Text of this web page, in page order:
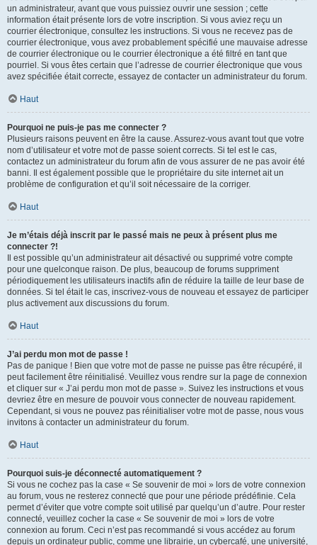
un administrateur, avant que vous puissiez ouvrir une session ; cette
information était présente lors de votre inscription. Si vous aviez reçu un
courrier électronique, consultez les instructions. Si vous ne recevez pas de
courrier électronique, vous avez probablement spécifié une mauvaise adresse
de courrier électronique ou le courrier électronique a été filtré en tant que
pourriel. Si vous êtes certain que l’adresse de courrier électronique que vous
avez spécifiée était correcte, essayez de contacter un administrateur du forum.
Haut
Pourquoi ne puis-je pas me connecter ?
Plusieurs raisons peuvent en être la cause. Assurez-vous avant tout que votre
nom d’utilisateur et votre mot de passe soient corrects. Si tel est le cas,
contactez un administrateur du forum afin de vous assurer de ne pas avoir été
banni. Il est également possible que le propriétaire du site internet ait un
problème de configuration et qu’il soit nécessaire de la corriger.
Haut
Je m’étais déjà inscrit par le passé mais ne peux à présent plus me
connecter ?!
Il est possible qu’un administrateur ait désactivé ou supprimé votre compte
pour une quelconque raison. De plus, beaucoup de forums suppriment
périodiquement les utilisateurs inactifs afin de réduire la taille de leur base de
données. Si tel était le cas, inscrivez-vous de nouveau et essayez de participer
plus activement aux discussions du forum.
Haut
J’ai perdu mon mot de passe !
Pas de panique ! Bien que votre mot de passe ne puisse pas être récupéré, il
peut facilement être réinitialisé. Veuillez vous rendre sur la page de connexion
et cliquer sur « J’ai perdu mon mot de passe ». Suivez les instructions et vous
devriez être en mesure de pouvoir vous connecter de nouveau rapidement.
Cependant, si vous ne pouvez pas réinitialiser votre mot de passe, nous vous
invitons à contacter un administrateur du forum.
Haut
Pourquoi suis-je déconnecté automatiquement ?
Si vous ne cochez pas la case « Se souvenir de moi » lors de votre connexion
au forum, vous ne resterez connecté que pour une période prédéfinie. Cela
permet d’éviter que votre compte soit utilisé par quelqu’un d’autre. Pour rester
connecté, veuillez cocher la case « Se souvenir de moi » lors de votre
connexion au forum. Ceci n’est pas recommandé si vous accédez au forum
depuis un ordinateur public, comme une librairie, un cybercafé, une université,